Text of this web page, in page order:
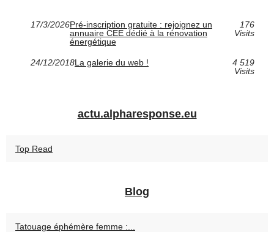
17/3/2026Pré-inscription gratuite : rejoignez un
annuaire CEE dédié à la rénovation
énergétique
176
Visits
24/12/2018La galerie du web !
4 519
Visits
actu.alpharesponse.eu
Top Read
Blog
Tatouage éphémère femme :...